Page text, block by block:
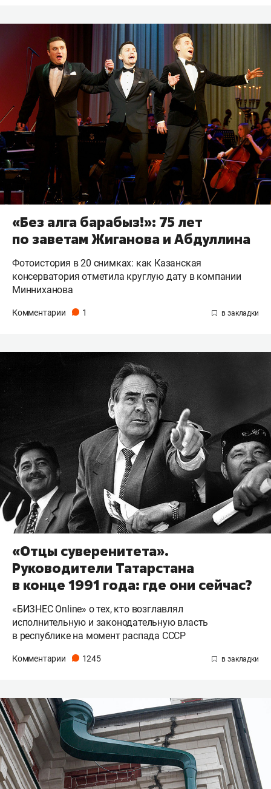
«Без алга барабыз!»: 75 лет
по заветам Жиганова и Абдуллина
Фотоистория в 20 снимках: как Казанская
консерватория отметила круглую дату в компании
Минниханова
Комментарии 1
«Отцы суверенитета».
Руководители Татарстана
в конце 1991 года: где они сейчас?
«БИЗНЕС Online» о тех, кто возглавлял
исполнительную и законодательную власть
в республике на момент распада СССР
Комментарии 1245